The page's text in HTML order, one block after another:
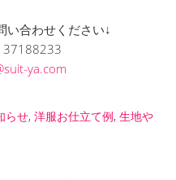
い合わせください↓
37188233
ya.com
らせ, 洋服お仕立て例, 生地や